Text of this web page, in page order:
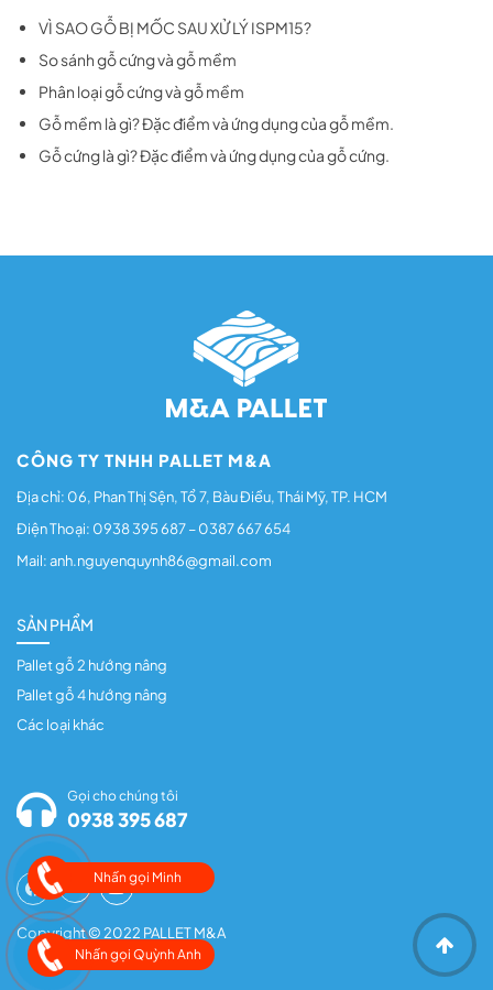
VÌ SAO GỖ BỊ MỐC SAU XỬ LÝ ISPM15?
So sánh gỗ cứng và gỗ mềm
Phân loại gỗ cứng và gỗ mềm
Gỗ mềm là gì? Đặc điểm và ứng dụng của gỗ mềm.
Gỗ cứng là gì? Đặc điểm và ứng dụng của gỗ cứng.
CÔNG TY TNHH PALLET M&A
Địa chỉ: 06, Phan Thị Sện, Tổ 7, Bàu Điều, Thái Mỹ, TP. HCM
Điện Thoại: 0938 395 687 – 0387 667 654
Mail: anh.nguyenquynh86@gmail.com
SẢN PHẨM
Pallet gỗ 2 hướng nâng
Pallet gỗ 4 hướng nâng
Các loại khác
Gọi cho chúng tôi
0938 395 687
Copyright © 2022 PALLET M&A
Nhấn gọi Minh
Nhấn gọi Quỳnh Anh